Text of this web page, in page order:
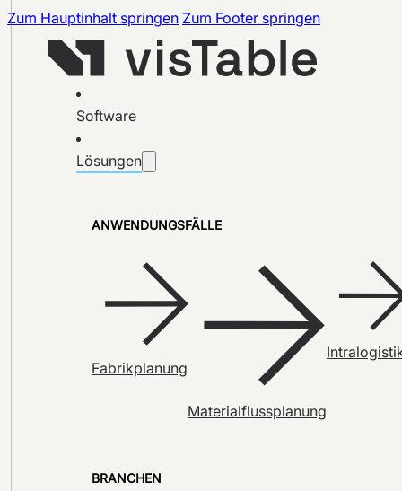
Zum Hauptinhalt springen Zum Footer springen
Software
Lösungen
ANWENDUNGSFÄLLE
Fabrikplanung
Materialflussplanung
BRANCHEN